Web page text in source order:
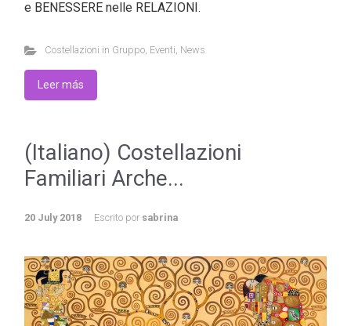
e BENESSERE nelle RELAZIONI.
Costellazioni in Gruppo, Eventi, News
Leer más
(Italiano) Costellazioni
Familiari Arche...
20 July 2018 Escrito por sabrina